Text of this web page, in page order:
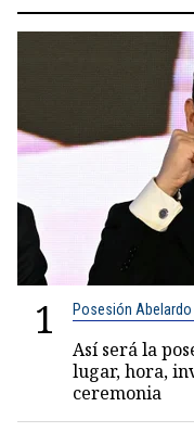
1 Posesión Abelardo
Así será la
lugar, hora,
ceremonia